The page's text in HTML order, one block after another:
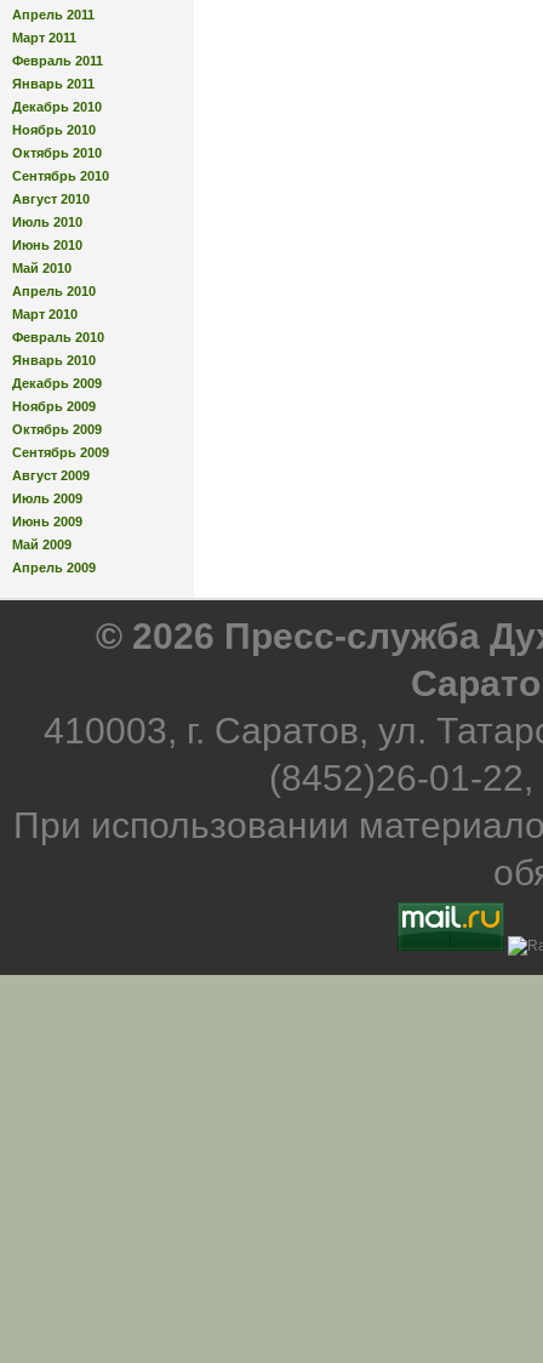
Апрель 2011
Март 2011
Февраль 2011
Январь 2011
Декабрь 2010
Ноябрь 2010
Октябрь 2010
Сентябрь 2010
Август 2010
Июль 2010
Июнь 2010
Май 2010
Апрель 2010
Март 2010
Февраль 2010
Январь 2010
Декабрь 2009
Ноябрь 2009
Октябрь 2009
Сентябрь 2009
Август 2009
Июль 2009
Июнь 2009
Май 2009
Апрель 2009
© 2026 Пресс-служба
410003, г. Саратов, ул.
(8452)26-01-
При использовании